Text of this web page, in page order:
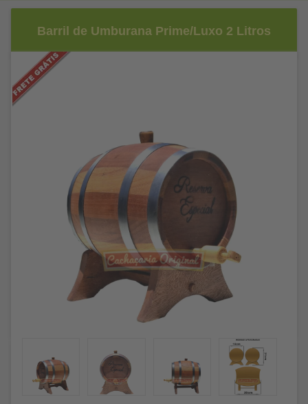
Barril de Umburana Prime/Luxo 2 Litros